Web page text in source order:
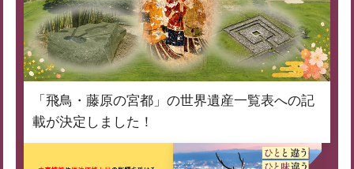
「飛鳥・藤原の宮都」の世界遺産一覧表への記
載が決定しました！